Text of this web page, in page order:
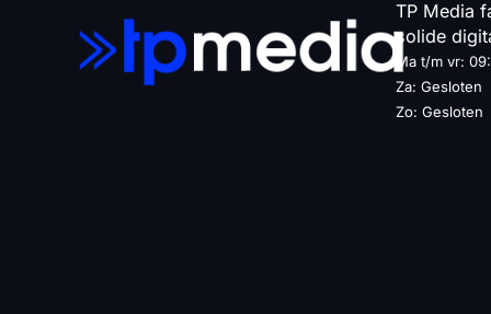
TP Media
solide
Ma t/m vr:
Za: Gesloten
Zo: Gesloten